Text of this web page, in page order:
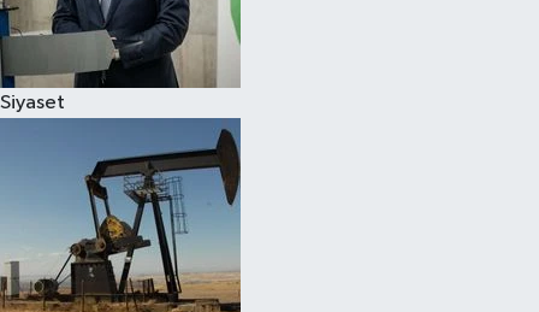
Siyaset
Spor
Çocuk
Eğitim
Hava Durumu